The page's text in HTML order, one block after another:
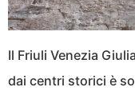
Il Friuli Venezia
dai centri storici è